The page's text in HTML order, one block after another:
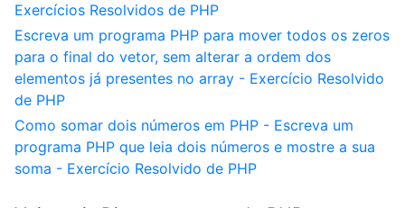
Exercícios Resolvidos de PHP
Escreva um programa PHP para mover todos os zeros
para o final do vetor, sem alterar a ordem dos
elementos já presentes no array - Exercício Resolvido
de PHP
Como somar dois números em PHP - Escreva um
programa PHP que leia dois números e mostre a sua
soma - Exercício Resolvido de PHP